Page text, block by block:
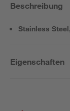
Beschreibung
Stainless
Eigenschaften